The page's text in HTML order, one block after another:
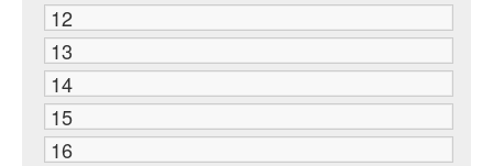
12
13
14
15
16